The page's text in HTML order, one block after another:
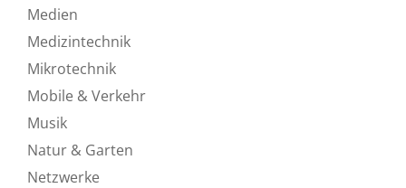
Medien
Medizintechnik
Mikrotechnik
Mobile & Verkehr
Musik
Natur & Garten
Netzwerke